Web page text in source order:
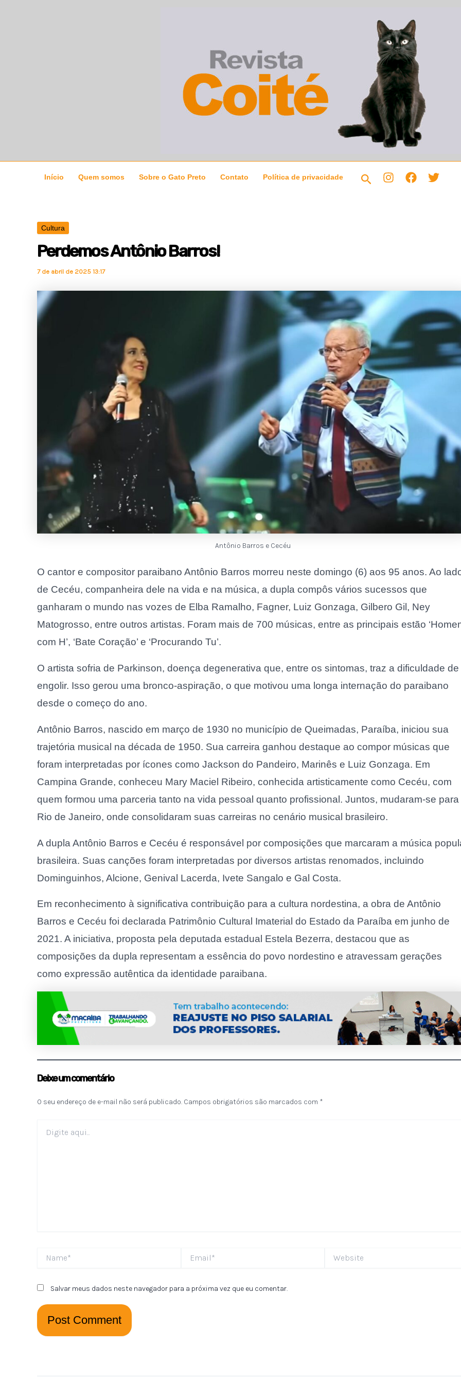
Início Quem somos Sobre o Gato Preto Contato Política de privacidade Pesquisar
Cultura
Perdemos Antônio Barros!
7 de abril de 2025 13:17
Antônio Barros e Cecéu
​O cantor e compositor paraibano Antônio Barros morreu neste domingo (6) aos 95 anos. Ao
de Cecéu, companheira dele na vida e na música, a dupla compôs vários sucessos que
ganharam o mundo nas vozes de Elba Ramalho, Fagner, Luiz Gonzaga, Gilbero Gil, Ney
Matogrosso, entre outros artistas. Foram mais de 700 músicas, entre as principais estão
com H’, ‘Bate Coração’ e ‘Procurando Tu’.
O artista sofria de Parkinson, doença degenerativa que, entre os sintomas, traz a dificuldade de
engolir. Isso gerou uma bronco-aspiração, o que motivou uma longa internação do paraibano
desde o começo do ano.
Antônio Barros, nascido em março de 1930 no município de Queimadas, Paraíba, iniciou sua
trajetória musical na década de 1950. Sua carreira ganhou destaque ao compor músicas que
foram interpretadas por ícones como Jackson do Pandeiro, Marinês e Luiz Gonzaga. Em
Campina Grande, conheceu Mary Maciel Ribeiro, conhecida artisticamente como Cecéu, com
quem formou uma parceria tanto na vida pessoal quanto profissional. Juntos, mudaram-se para
Rio de Janeiro, onde consolidaram suas carreiras no cenário musical brasileiro.​
A dupla Antônio Barros e Cecéu é responsável por composições que marcaram a música
brasileira. Suas canções foram interpretadas por diversos artistas renomados, incluindo
Dominguinhos, Alcione, Genival Lacerda, Ivete Sangalo e Gal Costa.
Em reconhecimento à significativa contribuição para a cultura nordestina, a obra de Antônio
Barros e Cecéu foi declarada Patrimônio Cultural Imaterial do Estado da Paraíba em junho de
2021. A iniciativa, proposta pela deputada estadual Estela Bezerra, destacou que as
composições da dupla representam a essência do povo nordestino e atravessam gerações
como expressão autêntica da identidade paraibana.
Deixe um comentário
O seu endereço de e-mail não será publicado. Campos obrigatórios são marcados com *
aqui...
Salvar meus dados neste navegador para a próxima vez que eu comentar.